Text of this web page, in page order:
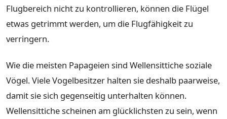
Flugbereich nicht zu kontrollieren, können die Flügel
etwas getrimmt werden, um die Flugfähigkeit zu
verringern.
Wie die meisten Papageien sind Wellensittiche soziale
Vögel. Viele Vogelbesitzer halten sie deshalb paarweise,
damit sie sich gegenseitig unterhalten können.
Wellensittiche scheinen am glücklichsten zu sein, wenn